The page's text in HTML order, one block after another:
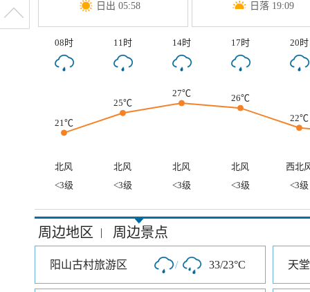
日出 05:58 日落 19:09
08时 11时 14时 17时 20时
21℃
25℃
27℃
26℃
22℃
北风 北风 北风 北风
西北
<3级
<3级 <3级 <3级 <3级
周边地区 | 周边景点
阳山古村旅游区 / 33/23°C 天